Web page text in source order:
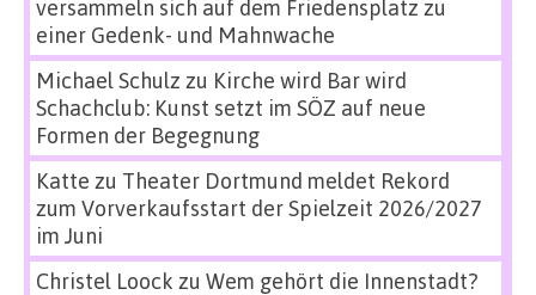
versammeln sich auf dem Friedensplatz zu
einer Gedenk- und Mahnwache
Michael Schulz zu Kirche wird Bar wird
Schachclub: Kunst setzt im SÖZ auf neue
Formen der Begegnung
Katte zu Theater Dortmund meldet Rekord
zum Vorverkaufsstart der Spielzeit 2026/2027
im Juni
Christel Loock zu Wem gehört die Innenstadt?